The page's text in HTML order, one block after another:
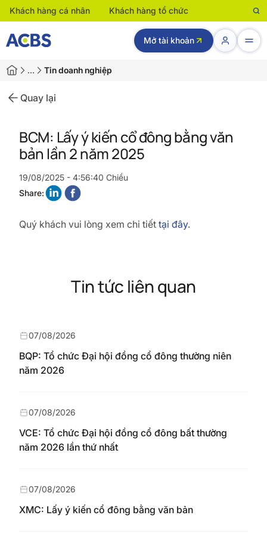
Khách hàng cá nhân Khách hàng tổ chức
Mở tài khoản
… Tin doanh nghiệp
Quay lại
BCM: Lấy ý kiến cổ đông bằng văn
bản lần 2 năm 2025
19/08/2025 - 4:56:40 Chiều
Share:
Quý khách vui lòng xem chi tiết tại đây.
Tin tức liên quan
BQP: Tổ chức Đại hội đồng cổ đông thường niên
năm 2026
07/08/2026
VCE: Tổ chức Đại hội đồng cổ đông bất thường
năm 2026 lần thứ nhất
07/08/2026
XMC: Lấy ý kiến cổ đông bằng văn bản
07/08/2026